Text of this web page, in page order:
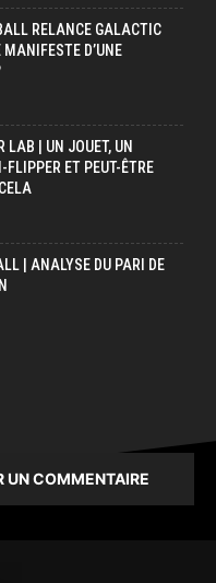
RELANCE GALACTIC
D’UNE
LAB | UN JOUET, UN
ET PEUT-ÊTRE
| ANALYSE DU PARI DE
UN COMMENTAIRE